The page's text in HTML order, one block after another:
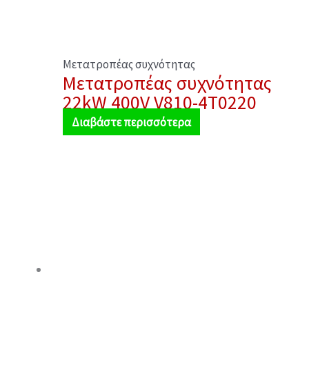
Μετατροπέας συχνότητας
Μετατροπέας συχνότητας
22kW 400V V810-4T0220
Διαβάστε περισσότερα